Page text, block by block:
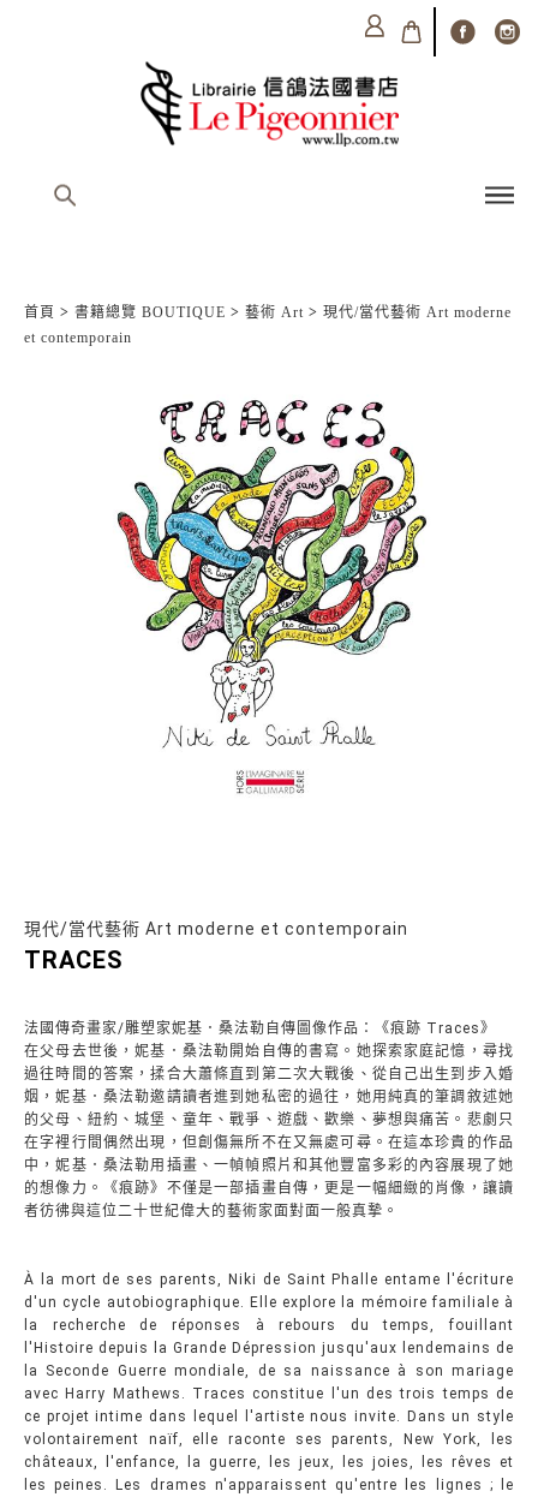
首頁 > 書籍總覽 BOUTIQUE > 藝術 Art > 現代/當代藝術 Art moderne
et contemporain
現代/當代藝術 Art moderne et contemporain
TRACES
法國傳奇畫家/雕塑家妮基．桑法勒自傳圖像作品：《痕跡 Traces》
在父母去世後，妮基．桑法勒開始自傳的書寫。她探索家庭記憶，尋找
過往時間的答案，揉合大蕭條直到第二次大戰後、從自己出生到步入婚
姻，妮基．桑法勒邀請讀者進到她私密的過往，她用純真的筆調敘述她
的父母、紐約、城堡、童年、戰爭、遊戲、歡樂、夢想與痛苦。悲劇只
在字裡行間偶然出現，但創傷無所不在又無處可尋。在這本珍貴的作品
中，妮基．桑法勒用插畫、一幀幀照片和其他豐富多彩的內容展現了她
的想像力。《痕跡》不僅是一部插畫自傳，更是一幅細緻的肖像，讓讀
者彷彿與這位二十世紀偉大的藝術家面對面一般真摯。
À la mort de ses parents, Niki de Saint Phalle entame l'écriture
d'un cycle autobiographique. Elle explore la mémoire familiale à
la recherche de réponses à rebours du temps, fouillant
l'Histoire depuis la Grande Dépression jusqu'aux lendemains de
la Seconde Guerre mondiale, de sa naissance à son mariage
avec Harry Mathews. Traces constitue l'un des trois temps de
ce projet intime dans lequel l'artiste nous invite. Dans un style
volontairement naïf, elle raconte ses parents, New York, les
châteaux, l'enfance, la guerre, les jeux, les joies, les rêves et
les peines. Les drames n'apparaissent qu'entre les lignes ; le